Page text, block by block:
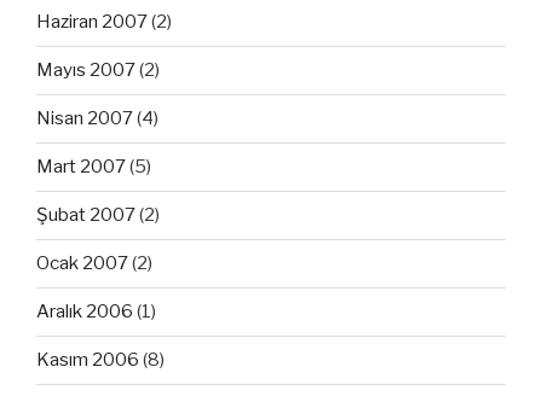
Haziran 2007(2)
Mayıs 2007(2)
Nisan 2007(4)
Mart 2007(5)
Şubat 2007(2)
Ocak 2007(2)
Aralık 2006 (1)
Kasım 2006 (8)